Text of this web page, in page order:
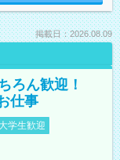
掲載日：2026.08.09
ろん歓迎！
仕事
大学生歓迎